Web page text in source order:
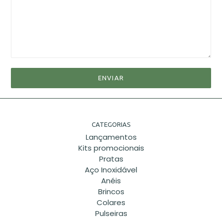
CATEGORIAS
Lançamentos
Kits promocionais
Pratas
Aço Inoxidável
Anéis
Brincos
Colares
Pulseiras